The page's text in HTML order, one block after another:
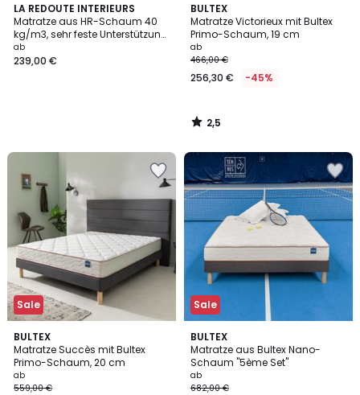
LA REDOUTE INTERIEURS
Matratze aus HR-Schaum 40
kg/m3, sehr feste Unterstützung,
weicher Liegekomfort, feuerfest
behandelt
ab
239,00 €
BULTEX
Matratze Victorieux mit Bultex
Primo-Schaum, 19 cm
ab
466,00 €
256,30 € -45%
2,5
/ 5
2,5
/
Sale
BULTEX
Matratze Succès mit Bultex
Primo-Schaum, 20 cm
ab
559,00 €
5
/
5
Sale
BULTEX
Matratze aus Bultex Nano-
Schaum "5ème Set"
ab
682,00 €
4
/
5